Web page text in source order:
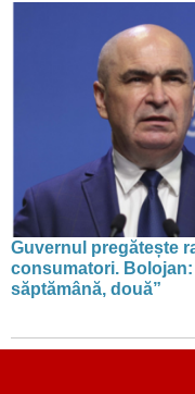
Guvernul pregătește
consumatori. Bolojan:
săptămână, două”